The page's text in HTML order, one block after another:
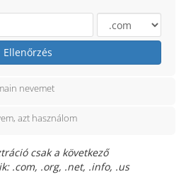
Ellenőrzés
nevemet
azt használom
csak a következő
.com, .org, .net, .info, .us